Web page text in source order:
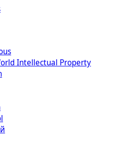
Intellectual Property